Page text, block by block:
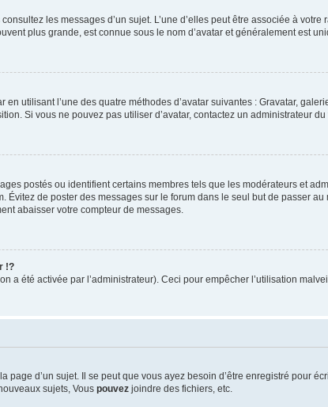
les messages d’un sujet. L’une d’elles peut être associée à
plus grande, est connue sous le nom d’avatar et généralement est
utilisant l’une des quatre méthodes d’avatar suivantes : Gravatar,
Si vous ne pouvez pas utiliser d’avatar, contactez un administrateur du
postés ou identifient certains membres tels que les modérateurs et
Évitez de poster des messages sur le forum dans le seul but de passer
abaisser votre compteur de messages.
!?
a été activée par l’administrateur). Ceci pour empêcher l’utilisation
d’un sujet. Il se peut que vous ayez besoin d’être enregistré pour
sujets, Vous pouvez joindre des fichiers, etc.